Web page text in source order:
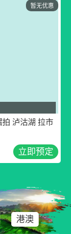
拍 泸沽湖 拉市
暂无优惠
立即预定
港澳